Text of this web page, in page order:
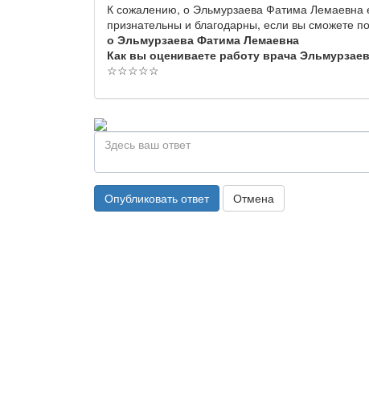
К сожалению, о Эльмурзаева Фатима
признательны и благодарны, если вы сможете
о Эльмурзаева Фатима Лемаевна
Как вы оцениваете работу врача
☆☆☆☆☆
Опубликовать ответ Отмена